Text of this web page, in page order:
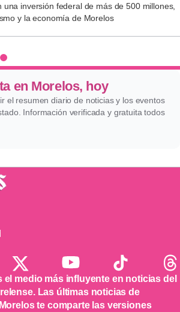
una inversión federal de más de 500 millones,
y la economía de Morelos
en Morelos, hoy
el resumen diario de noticias y los eventos
Información verificada y gratuita todos
el medio más influyente en noticias del
Las últimas noticias de
te comparte las versiones